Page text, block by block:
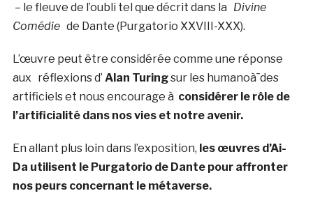
– le fleuve de l’oubli tel que décrit dans la Divine
Comédie de Dante (Purgatorio XXVIII-XXX).
L’œuvre peut être considérée comme une réponse
aux réflexions d’ Alan Turingsur les humanoà¯des
artificiels et nous encourage à considérer le rôle de
l’artificialité dans nos vies et notre avenir.
En allant plus loin dans l’exposition, les œuvres d’Ai-
Da utilisent le Purgatorio de Dante pour affronter
nos peurs concernant le métaverse.